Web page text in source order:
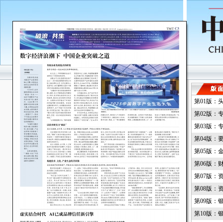
第01版：
第02版：
第03版：
第04版：
第05版：
第06版：
第07版：
第08版：
第09版：
第10版：